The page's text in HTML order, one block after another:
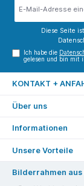
Diese Seite
Ich habe die
gelesen und bin mit
KONTAKT +
Über uns
Informationen
Unsere Vorteile
Bilderrahmen aus